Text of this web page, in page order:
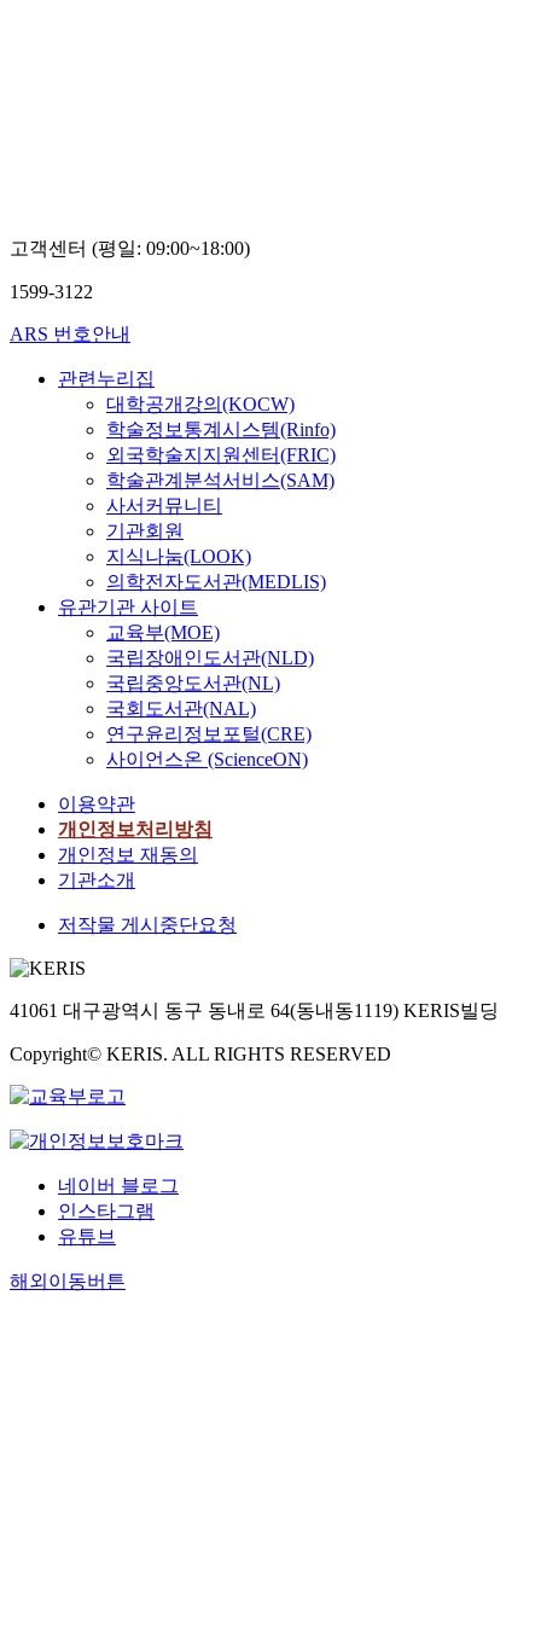
고객센터 (평일: 09:00~18:00)
1599-3122
ARS 번호안내
관련누리집
대학공개강의(KOCW)
학술정보통계시스템(Rinfo)
외국학술지지원센터(FRIC)
학술관계분석서비스(SAM)
사서커뮤니티
기관회원
지식나눔(LOOK)
의학전자도서관(MEDLIS)
유관기관 사이트
교육부(MOE)
국립장애인도서관(NLD)
국립중앙도서관(NL)
국회도서관(NAL)
연구윤리정보포털(CRE)
사이언스온 (ScienceON)
이용약관
개인정보처리방침
개인정보 재동의
기관소개
저작물 게시중단요청
41061 대구광역시 동구 동내로 64(동내동1119) KERIS빌딩
Copyright© KERIS. ALL RIGHTS RESERVED
네이버 블로그
인스타그램
유튜브
해외이동버튼